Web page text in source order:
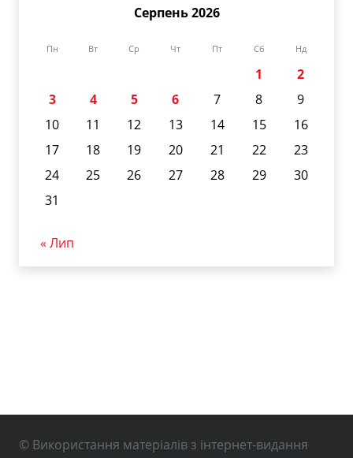
Серпень 2026
Пн Вт Ср Чт Пт Сб Нд
1
2
3
4 5 6 7 8
9
10
11 12 13 14 15
16
17
18 19 20 21 22
23
24
25 26 27 28 29
30
31
« Лип
© Використання матеріалів з інтернет-видання